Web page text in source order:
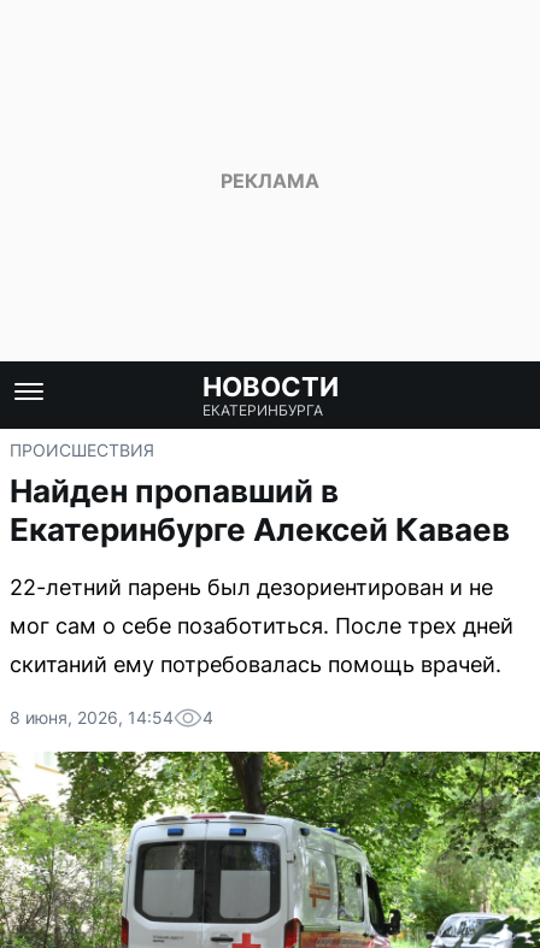
НОВОСТИ
ЕКАТЕРИНБУРГА
ПРОИСШЕСТВИЯ
Найден пропавший в
Екатеринбурге Алексей Каваев
22-летний парень был дезориентирован и не
мог сам о себе позаботиться. После трех дней
скитаний ему потребовалась помощь врачей.
8 июня, 2026, 14:54 4